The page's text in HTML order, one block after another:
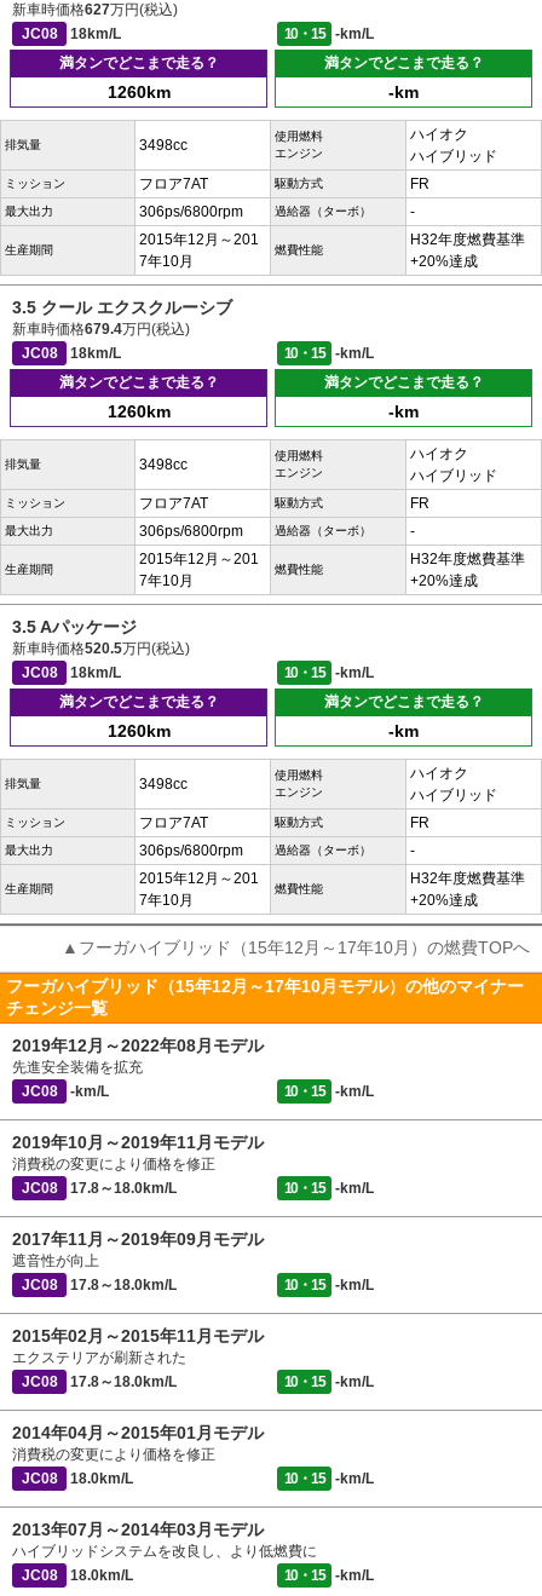
新車時価格627万円(税込)
JC08
18km/L 10・15
-km/L
満タンでどこまで走る？
1260km
満タンでどこまで走る？
-km
排気量 3498cc
使用燃料
エンジン
ハイオク
ハイブリッド
ミッション フロア7AT 駆動方式 FR
最大出力 306ps/6800rpm 過給器（ターボ） -
生産期間
2015年12月～201
7年10月
燃費性能
H32年度燃費基準
+20%達成
3.5 クール エクスクルーシブ
新車時価格679.4万円(税込)
JC08
18km/L 10・15
-km/L
満タンでどこまで走る？
1260km
満タンでどこまで走る？
-km
排気量 3498cc
使用燃料
エンジン
ハイオク
ハイブリッド
ミッション フロア7AT 駆動方式 FR
最大出力 306ps/6800rpm 過給器（ターボ） -
生産期間
2015年12月～201
7年10月
燃費性能
H32年度燃費基準
+20%達成
3.5 Aパッケージ
新車時価格520.5万円(税込)
JC08
18km/L 10・15
-km/L
満タンでどこまで走る？
1260km
満タンでどこまで走る？
-km
排気量 3498cc
使用燃料
エンジン
ハイオク
ハイブリッド
ミッション フロア7AT 駆動方式 FR
最大出力 306ps/6800rpm 過給器（ターボ） -
生産期間
2015年12月～201
7年10月
燃費性能
H32年度燃費基準
+20%達成
▲フーガハイブリッド（15年12月～17年10月）の燃費TOPへ
フーガハイブリッド（15年12月～17年10月モデル）の他のマイナー
チェンジ一覧
2019年12月～2022年08月モデル
先進安全装備を拡充
JC08
-km/L 10・15 -km/L
2019年10月～2019年11月モデル
消費税の変更により価格を修正
JC08
17.8～18.0km/L 10・15 -km/L
2017年11月～2019年09月モデル
遮音性が向上
JC08
17.8～18.0km/L 10・15 -km/L
2015年02月～2015年11月モデル
エクステリアが刷新された
JC08
17.8～18.0km/L 10・15 -km/L
2014年04月～2015年01月モデル
消費税の変更により価格を修正
JC08
18.0km/L 10・15 -km/L
2013年07月～2014年03月モデル
ハイブリッドシステムを改良し、より低燃費に
JC08
18.0km/L 10・15 -km/L